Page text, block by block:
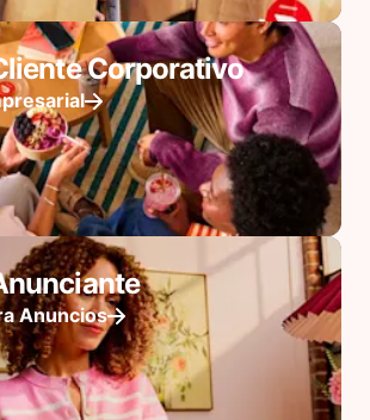
Corporativo
Anuncios